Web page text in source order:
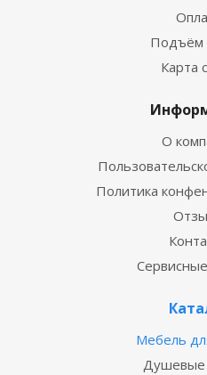
Подъём
Карта
О
Политика
Мебель
Душевые